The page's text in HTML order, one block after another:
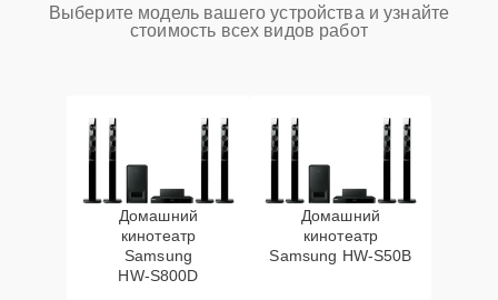
Выберите модель вашего устройства и узнайте
стоимость всех видов работ
Домашний
кинотеатр
Samsung
HW‑S800D
Домашний
кинотеатр
Samsung HW‑S50B